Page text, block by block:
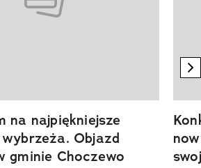
na najpiękniejsze
Objazd
gminie Choczewo